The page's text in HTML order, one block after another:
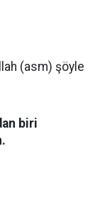
(asm) şöyle
biri